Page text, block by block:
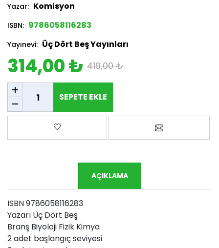
Yazar: Komisyon
ISBN: 9786058116283
Yayınevi: Üç Dört Beş Yayınları
314,00 ₺ 419,00 ₺
SEPETE EKLE
SEPETE EKLE
Favorilere ekle Arkadaşına
AÇIKLAMA
ISBN 9786058116283
Yazarı Üç Dört Beş
Branş Biyoloji Fizik Kimya
2 adet başlangıç seviyesi